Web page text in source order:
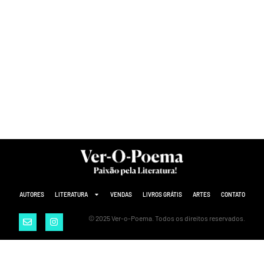
AUTORES LITERATURA VENDAS LIVROS GRÁTIS ARTES CONTATO
© 2025 Ver-o-Poema. Todos os direitos reservados.